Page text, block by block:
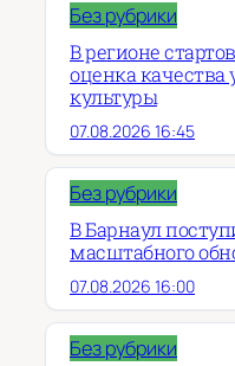
Без рубрики
В регионе
оценка
культуры
07.08.2026 16:45
Без рубрики
В Барнаул
масштабного
07.08.2026 16:00
Без рубрики